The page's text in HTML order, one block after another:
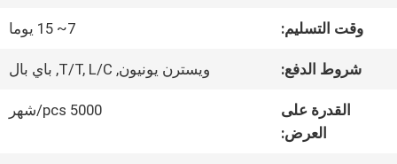
المعمل
مراقبة
الجودة
وقت التسليم: 7~ 15 يوما
شروط الدفع: ويسترن يونيون, T/T, L/C, باي بال
القدرة على
العرض:
5000 pcs/شهر